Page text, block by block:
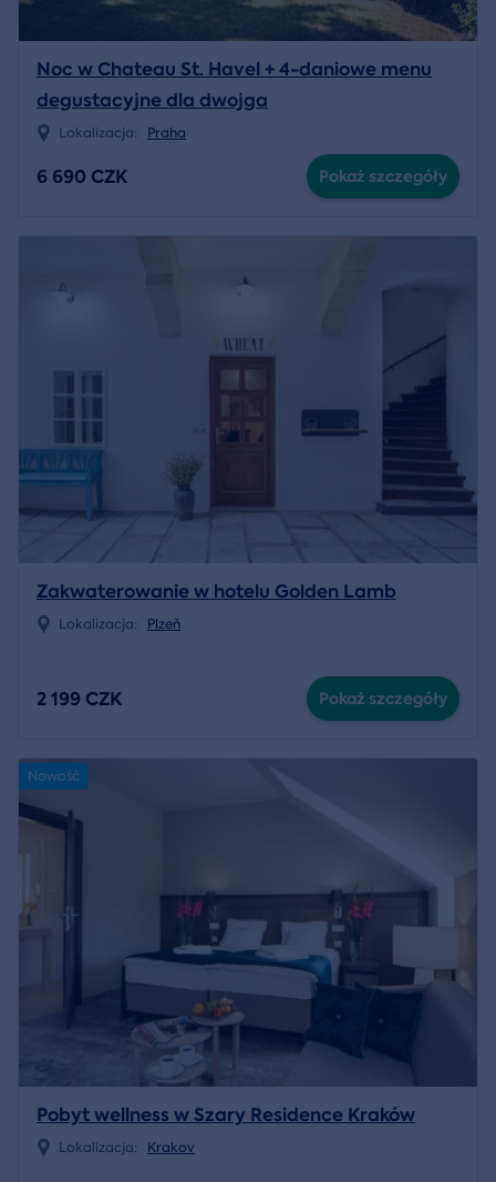
Noc w Chateau St. Havel + 4-daniowe menu
degustacyjne dla dwojga
Lokalizacja: Praha
6 690 CZK Pokaż szczegóły
Zakwaterowanie w hotelu Golden Lamb
Lokalizacja: Plzeň
2 199 CZK Pokaż szczegóły
Nowość
Pobyt wellness w Szary Residence Kraków
Lokalizacja: Krakov